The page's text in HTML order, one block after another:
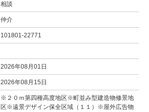
相談
仲介
101801-22771
2026年08月01日
2026年08月15日
※２０ｍ第四種高度地区※町並み型建造物修景地
区※遠景デザイン保全区域（１１）※屋外広告物